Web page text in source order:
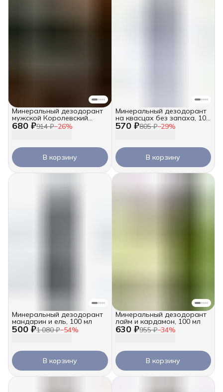
680 ₽914 ₽−26%
Минеральный дезодорант
мужской Королевский
табак, 100 мл
В корзину
570 ₽805 ₽−29%
Минеральный дезодорант
на квасцах без запаха, 100
мл
В корзину
500 ₽1 080 ₽−54%
Минеральный дезодорант
мандарин и ель, 100 мл
В корзину
630 ₽955 ₽−34%
Минеральный дезодорант
лайм и кардамон, 100 мл
В корзину